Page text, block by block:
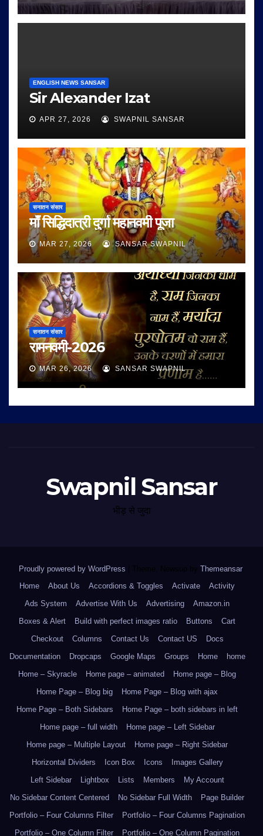
ENGLISH NEWS SANSAR
Sir Alexander Izat
APR 27, 2026 SWAPNIL SANSAR
सनातन संसार
माँ सिद्धिदात्री दुर्गा महानवमी पूजा
MAR 27, 2026 SANSAR SWAPNIL
सनातन संसार
रामनवमी-2026
MAR 26, 2026 SANSAR SWAPNIL
Swapnil Sansar
भीड़ से जुदा
Proudly powered by WordPress Theme: Newsup by Themeansar.
Home
About Us Accordions & Toggles Activate
Activity
Ads System
Advertise With Us Advertising
Amazon.in
Boxes & Alert
Build with perfect images ratio Buttons
Cart
Checkout
Columns Contact Us Contact US
Docs
Documentation
Dropcaps Google Maps Groups Home
home
Home – Skyracle
Home page – animated
Home page – Blog
Home Page – Blog big
Home Page – Blog with ajax
Home Page – Both Sidebars
Home Page – both sidebars in left
Home page – full width
Home page – Left Sidebar
Home page – Multiple Layout
Home page – Right Sidebar
Horizontal Dividers
Icon Box Icons
Images Gallery
Left Sidebar
Lightbox Lists Members
My Account
No Sidebar Content Centered
No Sidebar Full Width
Page Builder
Portfolio – Four Columns Filter
Portfolio – Four Columns Pagination
Portfolio – One Column Filter
Portfolio – One Column Pagination